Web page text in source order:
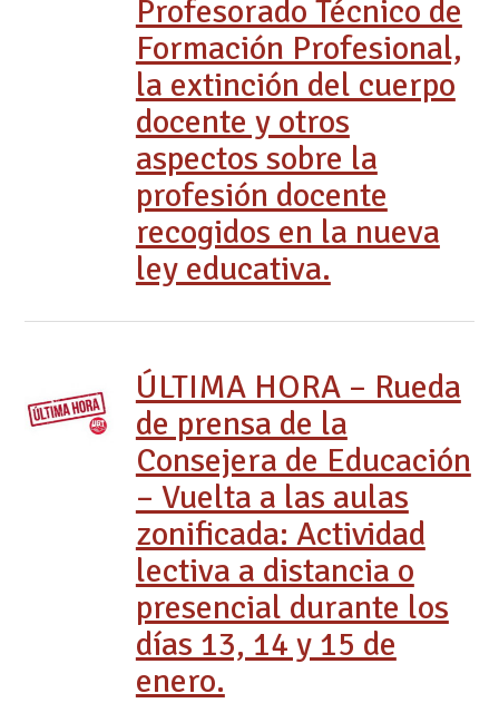
Profesorado Técnico de
Formación Profesional,
la extinción del cuerpo
docente y otros
aspectos sobre la
profesión docente
recogidos en la nueva
ley educativa.
ÚLTIMA HORA – Rueda
de prensa de la
Consejera de Educación
– Vuelta a las aulas
zonificada: Actividad
lectiva a distancia o
presencial durante los
días 13, 14 y 15 de
enero.